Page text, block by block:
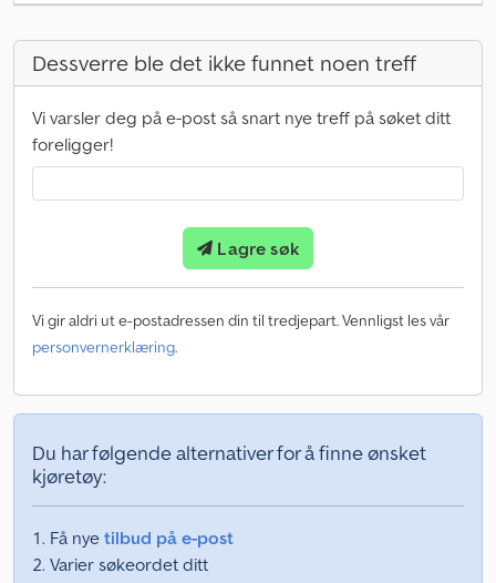
Dessverre ble det ikke funnet noen treff
Vi varsler deg på e-post så snart nye treff på søket ditt
foreligger!
Lagre søk
Vi gir aldri ut e-postadressen din til tredjepart. Vennligst les vår
personvernerklæring.
Du har følgende alternativer for å finne ønsket
kjøretøy:
Få nye tilbud på e-post
Varier søkeordet ditt